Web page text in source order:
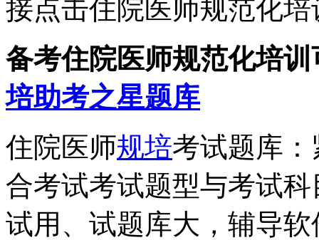
接点击住院医师规范化
备考住院医师规范化培
培助考之星题库
住院医师规培考试题库
合考试考试题型与考试
试用、试题库大，辅导